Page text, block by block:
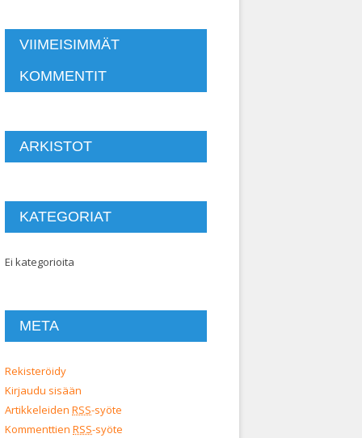
VIIMEISIMMÄT
KOMMENTIT
ARKISTOT
KATEGORIAT
Ei kategorioita
META
Rekisteröidy
Kirjaudu sisään
Artikkeleiden RSS-syöte
Kommenttien RSS-syöte